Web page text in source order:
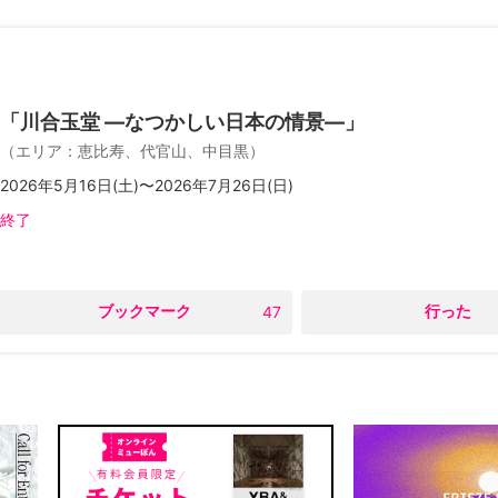
「川合玉堂 ―なつかしい日本の情景―」
（エリア ： 恵比寿、代官山、中目黒）
2026年5月16日(土)〜2026年7月26日(日)
終了
ブックマーク 47 行った